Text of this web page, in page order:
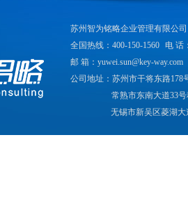
苏州智为铭略企业管理有限公司
全国热线：400-150-1560 电 话
邮 箱：yuwei.sun@key-way.com
公司地址：苏州市干将东路178
常熟市东南大道33
无锡市新吴区菱湖大